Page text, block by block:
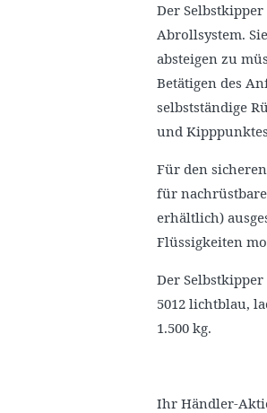
Der
Abrollsystem.
absteigen zu
Betätigen des
selbstständige
und
Für den
für
erhältlich)
Flüssigkeiten
Der
5012 lichtblau,
1.500 kg.
Ihr Händler-